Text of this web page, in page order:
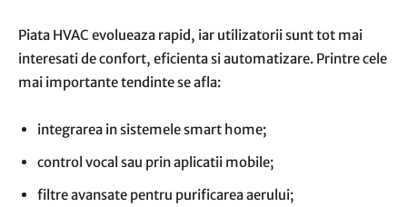
Piata HVAC evolueaza rapid, iar utilizatorii sunt tot mai
interesati de confort, eficienta si automatizare. Printre cele
mai importante tendinte se afla:
integrarea in sistemele smart home;
control vocal sau prin aplicatii mobile;
filtre avansate pentru purificarea aerului;